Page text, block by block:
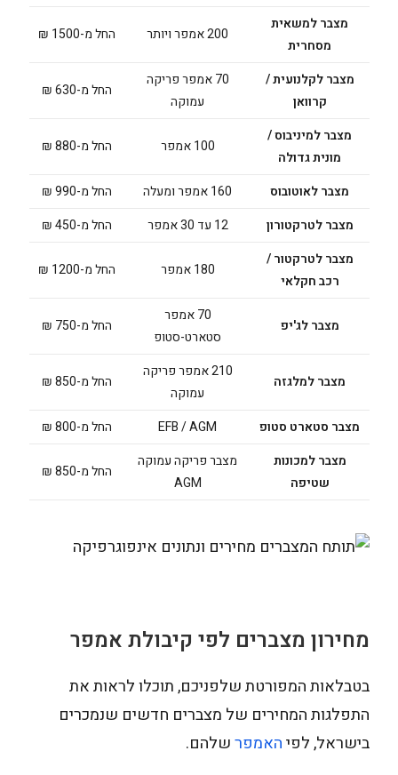
מצבר למשאית
מסחרית
200 אמפר ויותר החל מ-1500 ₪
מצבר לקלנועית /
קרוואן
70 אמפר פריקה
עמוקה
החל מ-630 ₪
מצבר למיניבוס /
מונית גדולה
100 אמפר החל מ-880 ₪
מצבר לאוטובוס 160 אמפר ומעלה
החל מ-990 ₪
מצבר לטרקטורון
12 עד 30 אמפר
החל מ-450 ₪
מצבר לטרקטור /
רכב חקלאי
180 אמפר החל מ-1200 ₪
מצבר לג'יפ
70 אמפר
סטארט-סטופ
החל מ-750 ₪
מצבר למלגזה
210 אמפר פריקה
עמוקה
החל מ-850 ₪
מצבר סטארט סטופ EFB / AGM
החל מ-800 ₪
מצבר למכונות
שטיפה
מצבר פריקה עמוקה
AGM
החל מ-850 ₪
מחירון מצברים לפי קיבולת אמפר
בטבלאות המפורטת שלפניכם, תוכלו לראות את
התפלגות המחירים של מצברים חדשים שנמכרים
בישראל, לפיהאמפרשלהם.